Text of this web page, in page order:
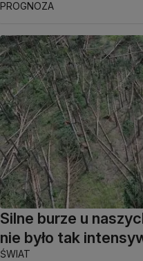
PROGNOZA
Silne burze u
nie było tak
ŚWIAT